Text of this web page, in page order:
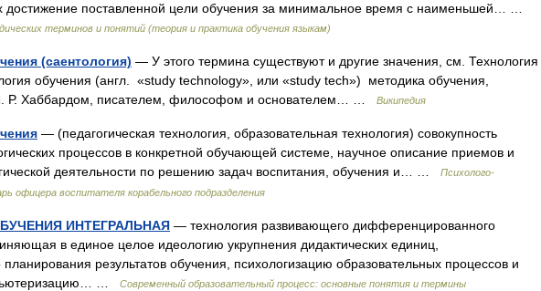
достижение поставленной цели обучения за минимальное время с наименьшей… …
терминов и понятий (теория и практика обучения языкам)
(саентология) — У этого термина существуют и другие значения, см. Технология
обучения (англ. «study technology», или «study tech») методика обучения,
Р. Хаббардом, писателем, философом и основателем… …
Википедия
— (педагогическая технология, образовательная технология) совокупность
процессов в конкретной обучающей системе, научное описание приемов и
деятельности по решению задач воспитания, обучения и… …
Психолого-
офицера воспитателя корабельного подразделения
ИНТЕГРАЛЬНАЯ — технология развивающего дифференцированного
в единое целое идеологию укрупнения дидактических единиц,
планирования результатов обучения, психологизацию образовательных процессов и
…
Современный образовательный процесс: основные понятия и термины